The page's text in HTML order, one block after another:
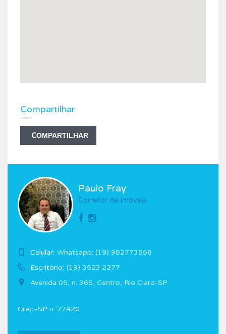
Compartilhar
COMPARTILHAR
Paulo Fray
Corretor de imóveis
Celular: Whatsapp: (19) 982773558
Escritório: (19) 3523.2277
Avenida 05, n. 365, Centro, Rio Claro-SP
Creci-SP n. 77420